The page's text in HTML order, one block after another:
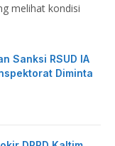
melihat kondisi
Sanksi RSUD IA
Diminta